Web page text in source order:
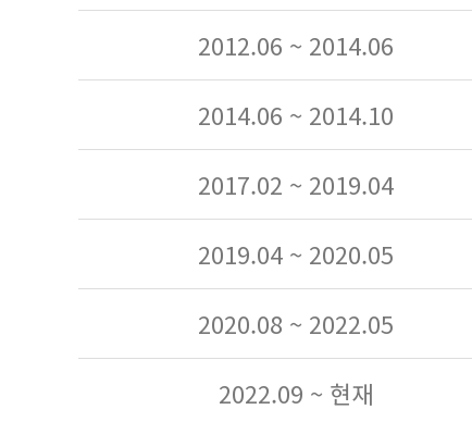
2012.06 ~ 2014.06
2014.06 ~ 2014.10
2017.02 ~ 2019.04
2019.04 ~ 2020.05
2020.08 ~ 2022.05
2022.09 ~ 현재